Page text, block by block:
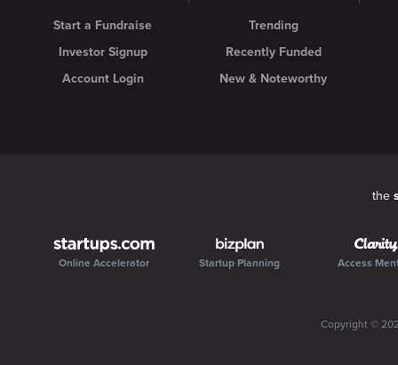
Start a Fundraise
Investor Signup
Account Login
Trending
Recently Funded
New & Noteworthy
the
Online Accelerator Startup Planning Access
Copyright ©